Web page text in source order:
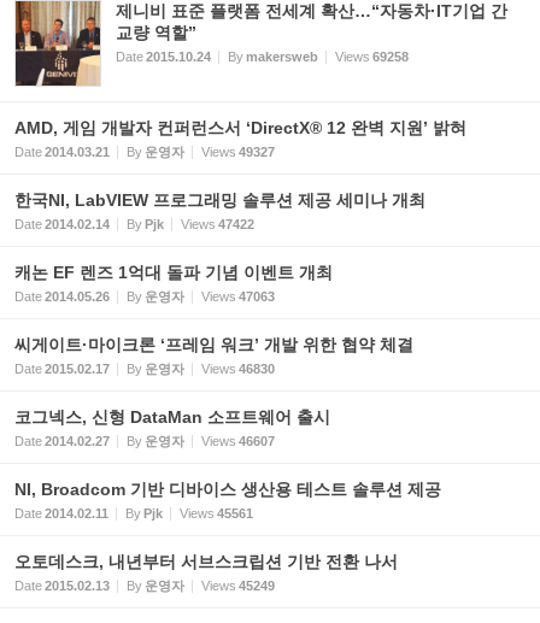
제니비 표준 플랫폼 전세계 확산…“자동차·IT기업 간
교량 역할”
Date2015.10.24 Bymakersweb Views 69258
AMD, 게임 개발자 컨퍼런스서 ‘DirectX® 12 완벽 지원’ 밝혀
Date2014.03.21 By 운영자 Views 49327
한국NI, LabVIEW 프로그래밍 솔루션 제공 세미나 개최
Date2014.02.14 ByPjk Views 47422
캐논 EF 렌즈 1억대 돌파 기념 이벤트 개최
Date2014.05.26 By 운영자 Views 47063
씨게이트·마이크론 ‘프레임 워크’ 개발 위한 협약 체결
Date2015.02.17 By 운영자 Views 46830
코그넥스, 신형 DataMan 소프트웨어 출시
Date2014.02.27 By 운영자 Views 46607
NI, Broadcom 기반 디바이스 생산용 테스트 솔루션 제공
Date2014.02.11 ByPjk Views 45561
오토데스크, 내년부터 서브스크립션 기반 전환 나서
Date2015.02.13 By 운영자 Views 45249